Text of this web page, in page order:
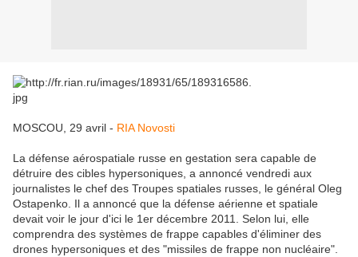
MOSCOU, 29 avril - RIA Novosti
La défense aérospatiale russe en gestation sera capable de
détruire des cibles hypersoniques, a annoncé vendredi aux
journalistes le chef des Troupes spatiales russes, le général Oleg
Ostapenko. Il a annoncé que la défense aérienne et spatiale
devait voir le jour d'ici le 1er décembre 2011. Selon lui, elle
comprendra des systèmes de frappe capables d'éliminer des
drones hypersoniques et des "missiles de frappe non nucléaire".